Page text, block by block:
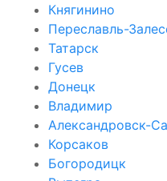
Княгинино
Переславль-
Татарск
Гусев
Донецк
Владимир
Александровск-
Корсаков
Богородицк